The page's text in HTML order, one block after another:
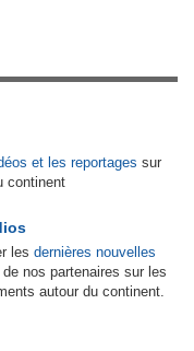
et les reportages sur
continent
les dernières nouvelles
de nos partenaires sur les
autour du continent.